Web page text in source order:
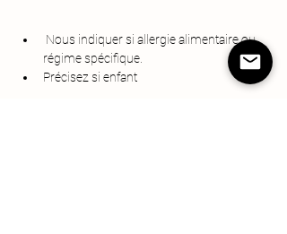
régime spécifique.
Précisez si enfant